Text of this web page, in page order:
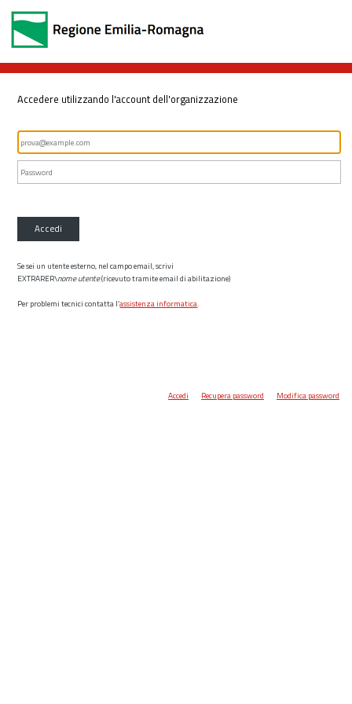
Accedere utilizzando l'account dell'organizzazione
Accedi
Se sei un utente esterno, nel campo email, scrivi
EXTRARER\nome utente(ricevuto tramite email di abilitazione)
Per problemi tecnici contatta l’assistenza informatica.
Accedi Recupera password Modifica password